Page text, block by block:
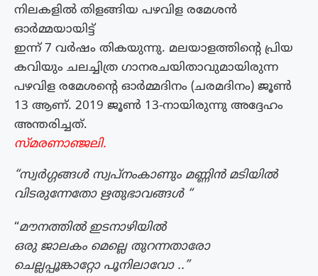
നിലകളിൽ തിളങ്ങിയ പഴവിള രമേശൻ
ഓർമ്മയായിട്ട്
ഇന്ന് 7 വർഷം തികയുന്നു. മലയാളത്തിന്റെ പ്രിയ
കവിയും ചലച്ചിത്ര ഗാനരചയിതാവുമായിരുന്ന
പഴവിള രമേശന്റെ ഓർമ്മദിനം (ചരമദിനം) ജൂൺ
13 ആണ്. 2019 ജൂൺ 13-നായിരുന്നു അദ്ദേഹം
അന്തരിച്ചത്.
സ്മരണാഞ്ജലി.
“സ്വർഗ്ഗങ്ങൾ സ്വപ്നംകാണും മണ്ണിൻ മടിയിൽ
വിടരുന്നേതോ ഋതുഭാവങ്ങൾ “
“മൗനത്തിൽ ഇടനാഴിയിൽ
ഒരു ജാലകം മെല്ലെ തുറന്നതാരോ
ചെല്ലപ്പൂങ്കാറ്റോ പൂനിലാവോ ..”